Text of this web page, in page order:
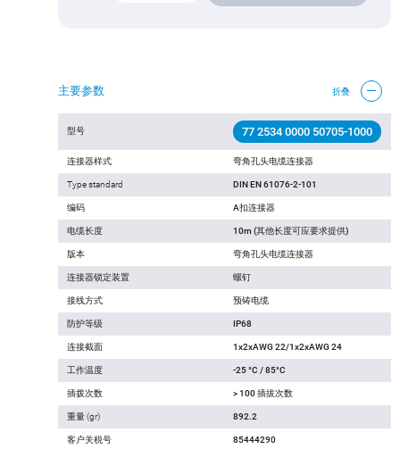
主要参数 折叠
型号 77 2534 0000 50705-1000
连接器样式 弯角孔头电缆连接器
Type standard DIN EN 61076-2-101
编码 A扣连接器
电缆长度 10m (其他长度可应要求提供)
版本 弯角孔头电缆连接器
连接器锁定装置 螺钉
接线方式 预铸电缆
防护等级 IP68
连接截面 1x2xAWG 22/1x2xAWG 24
工作温度 -25 °C / 85°C
插拨次数 > 100 插拔次数
重量 (gr) 892.2
客户关税号 85444290